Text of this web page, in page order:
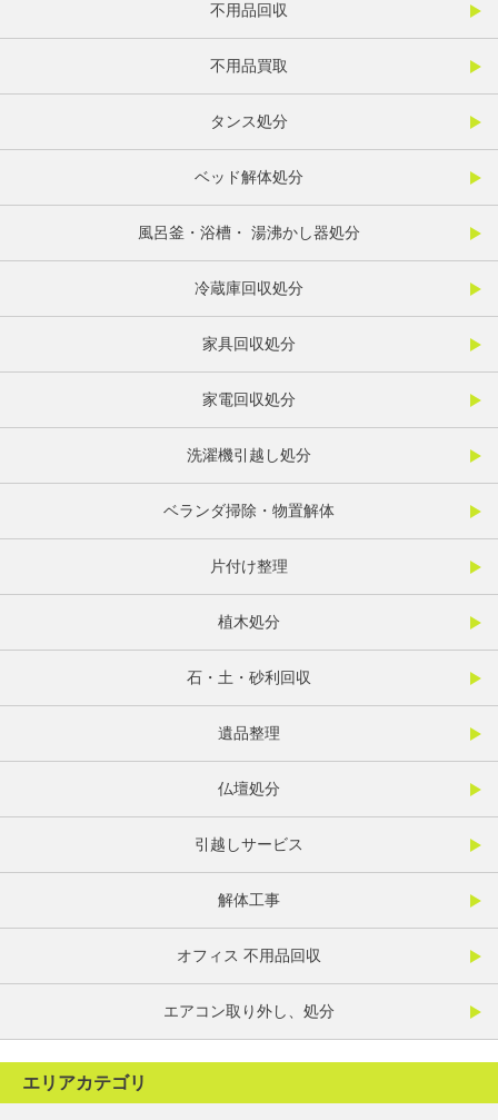
不用品回収
不用品買取
タンス処分
ベッド解体処分
風呂釜・浴槽・ 湯沸かし器処分
冷蔵庫回収処分
家具回収処分
家電回収処分
洗濯機引越し処分
ベランダ掃除・物置解体
片付け整理
植木処分
石・土・砂利回収
遺品整理
仏壇処分
引越しサービス
解体工事
オフィス 不用品回収
エアコン取り外し、処分
エリアカテゴリ